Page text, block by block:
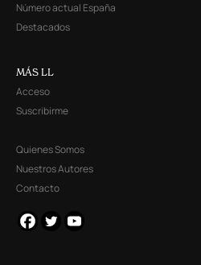
Número actual España
Destacados
MÁS LL
Acceso
Suscribirme
Quienes Somos
Nuestros Autores
Contacto